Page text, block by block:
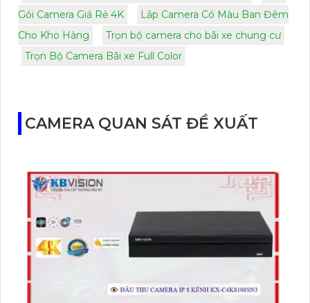
Gói Camera Giá Rẻ 4K
Lắp Camera Có Màu Ban Đêm
Cho Kho Hàng
Trọn bộ camera cho bãi xe chung cư
Trọn Bộ Camera Bãi xe Full Color
CAMERA QUAN SÁT ĐỀ XUẤT